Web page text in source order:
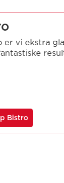
er vi ekstra
Bistro